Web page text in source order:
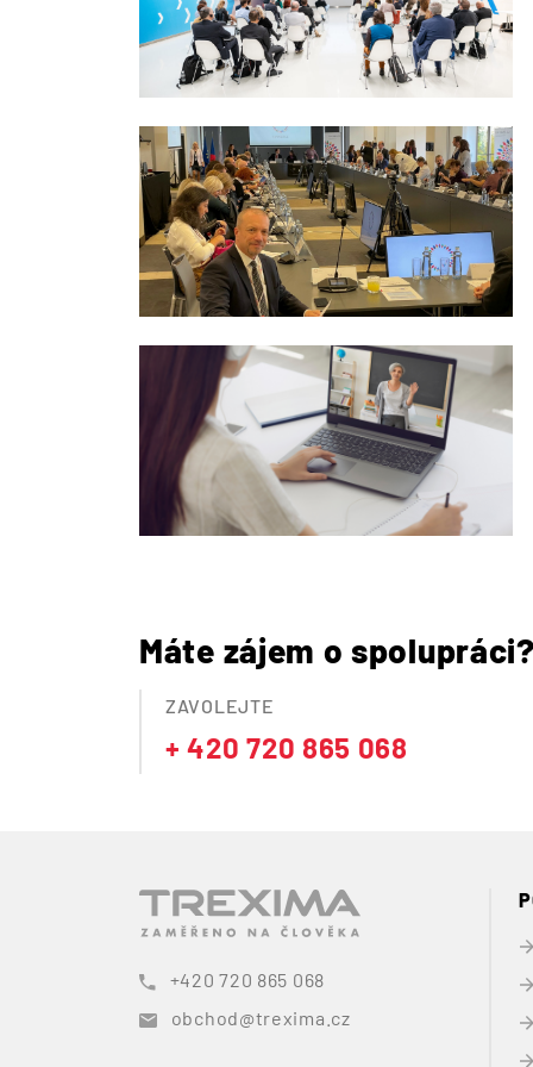
Máte zájem o
ZAVOLEJTE
+ 420 720 865 068
+420 720 865 068
obchod@trexima.cz